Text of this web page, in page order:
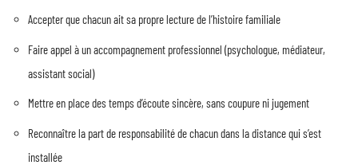
Accepter que chacun ait sa propre lecture de l’histoire familiale
Faire appel à un accompagnement professionnel (psychologue, médiateur,
assistant social)
Mettre en place des temps d’écoute sincère, sans coupure ni jugement
Reconnaître la part de responsabilité de chacun dans la distance qui s’est
installée